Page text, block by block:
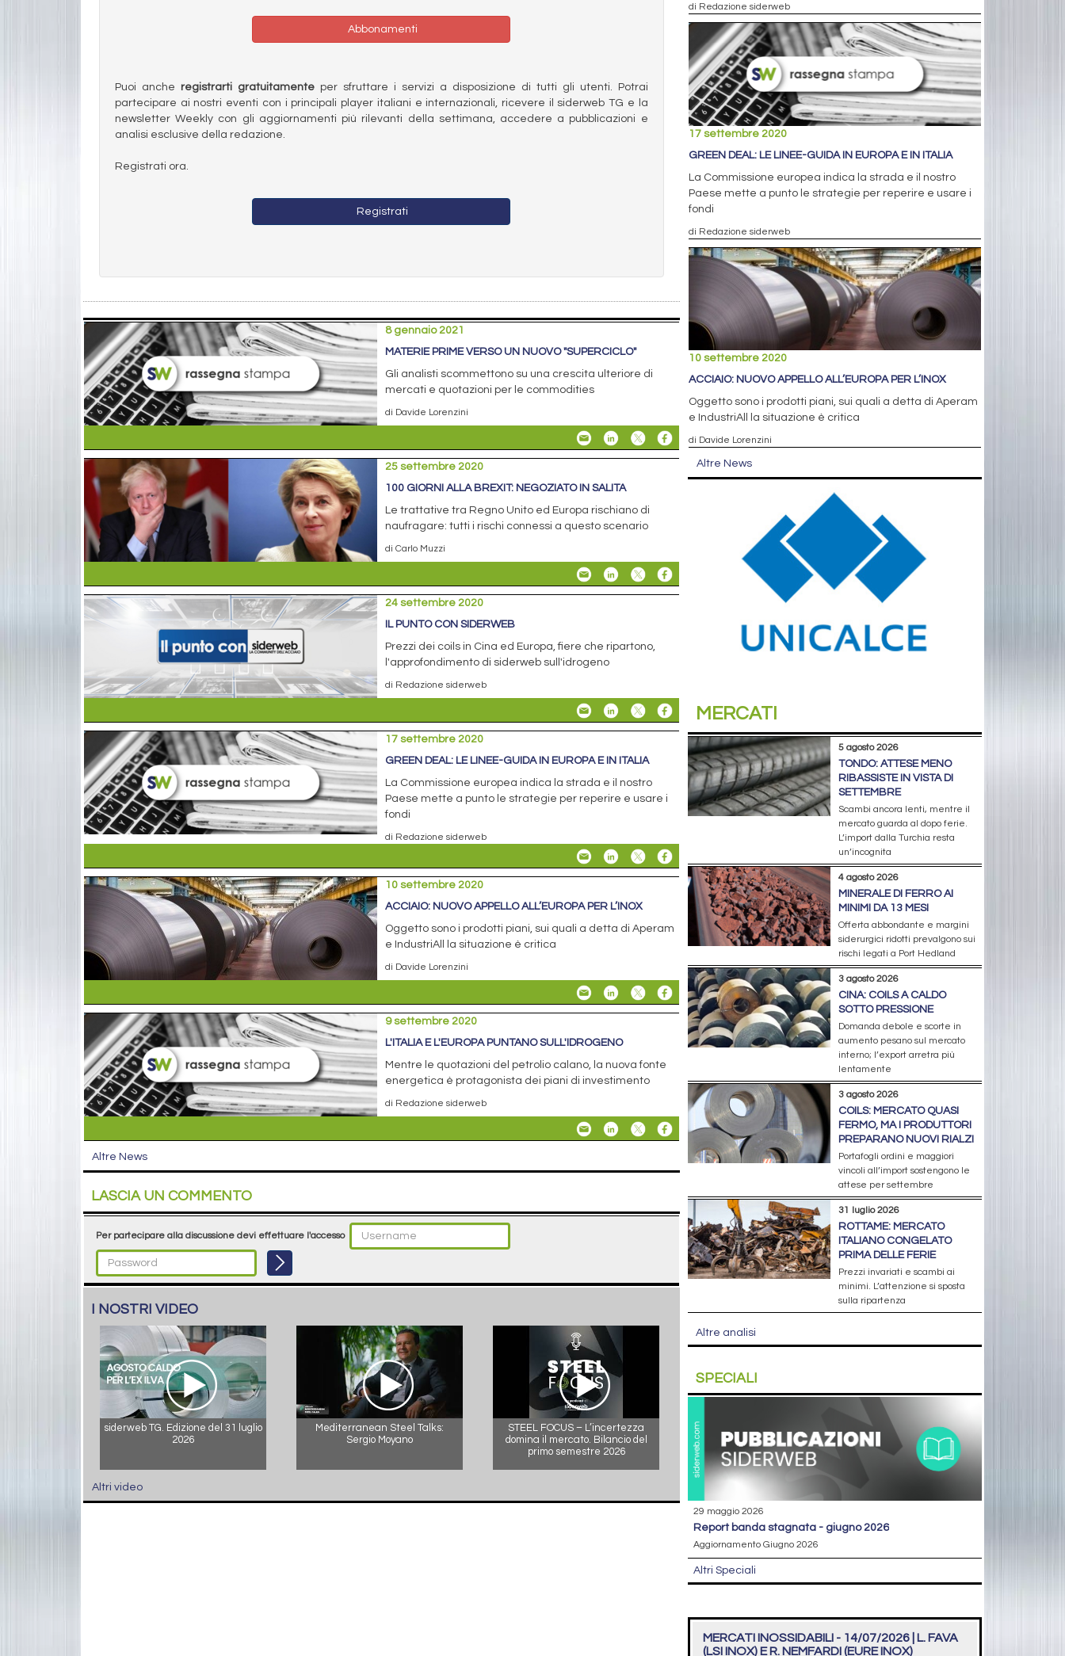
Abbonamenti
Puoi anche registrarti gratuitamenteper sfruttare i servizi a disposizione di tutti gli utenti. Potrai
partecipare ai nostri eventi con i principali player italiani e internazionali, ricevere il siderweb TG e la
newsletter Weekly con gli aggiornamenti più rilevanti della settimana, accedere a pubblicazioni e
analisi esclusive della redazione.
Registrati ora.
Registrati
8 gennaio 2021
MATERIE PRIME VERSO UN NUOVO "SUPERCICLO"
Gli analisti scommettono su una crescita ulteriore di
mercati e quotazioni per le commodities
di Davide Lorenzini
25 settembre 2020
100 GIORNI ALLA BREXIT: NEGOZIATO IN SALITA
Le trattative tra Regno Unito ed Europa rischiano di
naufragare: tutti i rischi connessi a questo scenario
di Carlo Muzzi
24 settembre 2020
IL PUNTO CON SIDERWEB
Prezzi dei coils in Cina ed Europa, fiere che ripartono,
l'approfondimento di siderweb sull'idrogeno
di Redazione siderweb
17 settembre 2020
GREEN DEAL: LE LINEE-GUIDA IN EUROPA E IN ITALIA
La Commissione europea indica la strada e il nostro
Paese mette a punto le strategie per reperire e usare i
fondi
di Redazione siderweb
10 settembre 2020
ACCIAIO: NUOVO APPELLO ALL’EUROPA PER L’INOX
Oggetto sono i prodotti piani, sui quali a detta di Aperam
e IndustriAll la situazione è critica
di Davide Lorenzini
9 settembre 2020
L'ITALIA E L'EUROPA PUNTANO SULL'IDROGENO
Mentre le quotazioni del petrolio calano, la nuova fonte
energetica è protagonista dei piani di investimento
di Redazione siderweb
Altre News
LASCIA UN COMMENTO
Per partecipare alla discussione devi effettuare l'accesso
I NOSTRI VIDEO
siderweb TG. Edizione del 31 luglio
2026
Mediterranean Steel Talks:
Sergio Moyano
STEEL FOCUS – L’incertezza
domina il mercato. Bilancio del
primo semestre 2026
Altri video
di Redazione siderweb
17 settembre 2020
GREEN DEAL: LE LINEE-GUIDA IN EUROPA E IN ITALIA
La Commissione europea indica la strada e il nostro
Paese mette a punto le strategie per reperire e usare i
fondi
di Redazione siderweb
10 settembre 2020
ACCIAIO: NUOVO APPELLO ALL’EUROPA PER L’INOX
Oggetto sono i prodotti piani, sui quali a detta di Aperam
e IndustriAll la situazione è critica
di Davide Lorenzini
Altre News
MERCATI
5 agosto 2026
TONDO: ATTESE MENO
RIBASSISTE IN VISTA DI
SETTEMBRE
Scambi ancora lenti, mentre il
mercato guarda al dopo ferie.
L’import dalla Turchia resta
un’incognita
4 agosto 2026
MINERALE DI FERRO AI
MINIMI DA 13 MESI
Offerta abbondante e margini
siderurgici ridotti prevalgono sui
rischi legati a Port Hedland
3 agosto 2026
CINA: COILS A CALDO
SOTTO PRESSIONE
Domanda debole e scorte in
aumento pesano sul mercato
interno; l’export arretra più
lentamente
3 agosto 2026
COILS: MERCATO QUASI
FERMO, MA I PRODUTTORI
PREPARANO NUOVI RIALZI
Portafogli ordini e maggiori
vincoli all’import sostengono le
attese per settembre
31 luglio 2026
ROTTAME: MERCATO
ITALIANO CONGELATO
PRIMA DELLE FERIE
Prezzi invariati e scambi ai
minimi. L’attenzione si sposta
sulla ripartenza
Altre analisi
SPECIALI
29 maggio 2026
report banda stagnata - giugno 2026
Aggiornamento Giugno 2026
Altri Speciali
MERCATI INOSSIDABILI - 14/07/2026 | L. FAVA
(LSI INOX) E R. NEMFARDI (EURE INOX)